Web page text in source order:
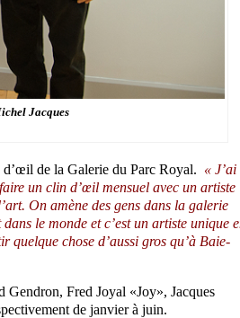
Jacques
de la Galerie du Parc Royal. « J’ai
un clin d’œil mensuel avec un artiste
On amène des gens dans la galerie
le monde et c’est un artiste unique
quelque chose d’aussi gros qu’à Baie-
Fred Joyal «Joy», Jacques
de janvier à juin.